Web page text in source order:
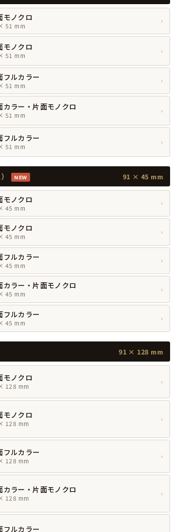
モノクロ
51 mm
›
モノクロ
51 mm
›
フルカラー
51 mm
›
カラー・片面モノクロ
51 mm
›
フルカラー
51 mm
›
NEW 91 × 45 mm
モノクロ
45 mm
›
モノクロ
45 mm
›
フルカラー
45 mm
›
カラー・片面モノクロ
45 mm
›
フルカラー
45 mm
›
91 × 128 mm
モノクロ
128 mm
›
モノクロ
128 mm
›
フルカラー
128 mm
›
カラー・片面モノクロ
128 mm
›
フルカラー